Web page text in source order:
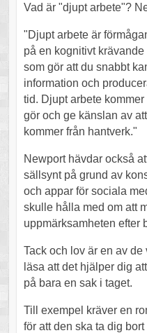
Vad är "djupt arbete"?
"Djupt arbete är
på en kognitivt
som gör att du snabbt
information och
tid. Djupt arbete
gör och ge känslan av
kommer från hantverk."
Newport hävdar också
sällsynt på grund av
och appar för sociala
skulle hålla med om att
uppmärksamheten efter
Tack och lov är en av
läsa att det hjälper dig
på bara en sak i taget.
Till exempel kräver en
för att den ska ta dig